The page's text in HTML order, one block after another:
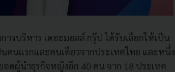
รบริหาร เดอะมอลล์ กรุ๊ป ได้รับเลือกให้เป็น
คนแรกและคนเดียวจากประเทศไทย และหนึ่ง
ดผู้นำธุรกิจหญิงอีก 40 คน จาก 18 ประเทศ